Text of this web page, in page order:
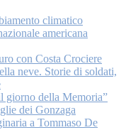
climatico
americana
con Costa Crociere
neve. Storie di soldati,
giorno della Memoria”
dei Gonzaga
a Tommaso De